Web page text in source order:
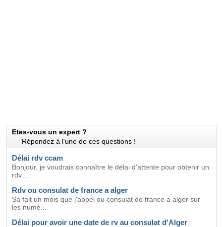
Etes-vous un expert ?
Répondez à l'une de ces questions !
Délai rdv ccam
Bonjour, je voudrais connaître le délai d'attente pour obtenir un
rdv...
Rdv ou consulat de france a alger
Sa fait un mois que j'appel ou consulat de france a alger sur
les numé...
Délai pour avoir une date de rv au consulat d'Alger